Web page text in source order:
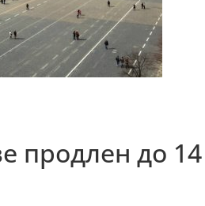
продлен до 14